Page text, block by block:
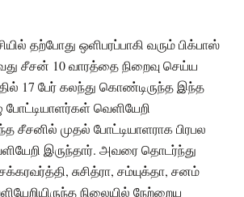
தற்போது ஒளிபரப்பாகி வரும் பிக்பாஸ்
சீசன் 10 வாரத்தை நிறைவு செய்ய
17 பேர் கலந்து கொண்டிருந்த இந்த
வெளியேறி
சீசனில் முதல் போட்டியாளராக பிரபல
இருந்தார். அவரை தொடர்ந்து
சுசித்ரா, சம்யுக்தா, சனம்
நிலையில் நேற்றைய